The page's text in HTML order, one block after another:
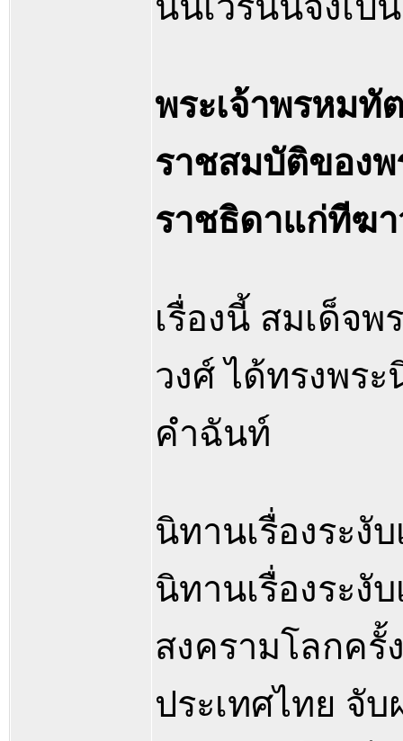
พระเจ้าพรหมทั
ราชสมบัติของพ
ราชธิดาแก่ทีฆ
เรื่องนี้ สมเด็จ
วงศ์ ได้ทรงพร
คำฉันท์
นิทานเรื่องระงั
นิทานเรื่องระงั
สงครามโลกค
ประเทศไทย จั